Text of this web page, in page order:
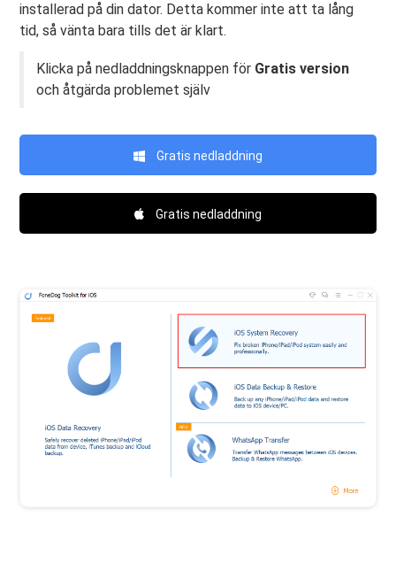
installerad på din dator. Detta kommer inte att ta lång
tid, så vänta bara tills det är klart.
Klicka på nedladdningsknappen för Gratis version
och åtgärda problemet själv
Gratis nedladdning
Gratis nedladdning